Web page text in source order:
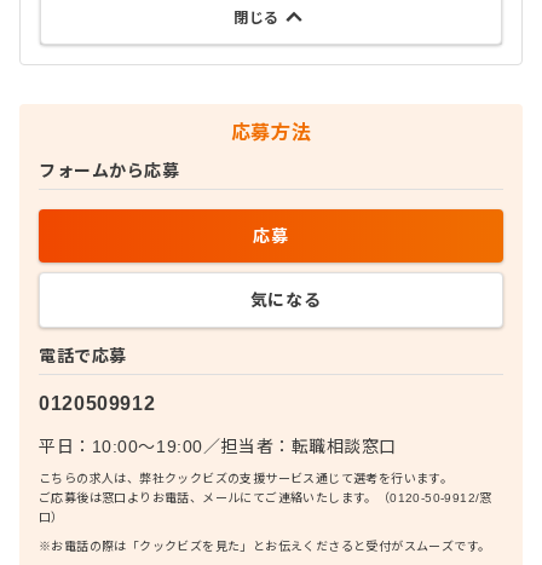
閉じる
応募方法
電話で応募
0120509912
平日：10:00〜19:00／担当者： 転職相談窓口
こちらの求人は、弊社クックビズの支援サービス通じて選考を行います。
ご応募後は窓口よりお電話、メールにてご連絡いたします。（0120-50-9912/窓
口）
※お電話の際は「クックビズを見た」とお伝えくださると受付がスムーズです。
フォームから応募
応募
気になる